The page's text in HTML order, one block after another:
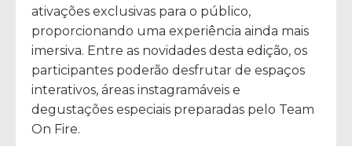
ativações exclusivas para o público,
proporcionando uma experiência ainda mais
imersiva. Entre as novidades desta edição, os
participantes poderão desfrutar de espaços
interativos, áreas instagramáveis e
degustações especiais preparadas pelo Team
On Fire.